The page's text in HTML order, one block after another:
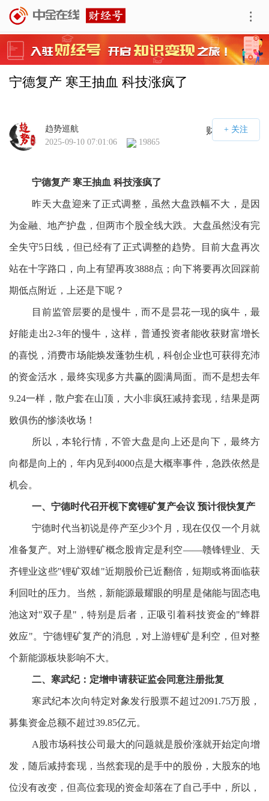
宁德复产 寒王抽血 科技涨疯了
财经号APP
趋势巡航
2025-09-10 07:01:06
19865
宁德复产 寒王抽血 科技涨疯了
昨天大盘迎来了正式调整，虽然大盘跌幅不大，是因
为金融、地产护盘，但两市个股全线大跌。大盘虽然没有完
全失守5日线，但已经有了正式调整的趋势。目前大盘再次
站在十字路口，向上有望再攻3888点；向下将要再次回踩前
期低点附近，上还是下呢？
目前监管层要的是慢牛，而不是昙花一现的疯牛，最
好能走出2-3年的慢牛，这样，普通投资者能收获财富增长
的喜悦，消费市场能焕发蓬勃生机，科创企业也可获得充沛
的资金活水，最终实现多方共赢的圆满局面。而不是想去年
9.24一样，散户套在山顶，大小非疯狂减持套现，结果是两
败俱伤的惨淡收场！
所以，本轮行情，不管大盘是向上还是向下，最终方
向都是向上的，年内见到4000点是大概率事件，急跌依然是
机会。
一、宁德时代召开枧下窝锂矿复产会议 预计很快复产
宁德时代当初说是停产至少3个月，现在仅仅一个月就
准备复产。对上游锂矿概念股肯定是利空——赣锋锂业、天
齐锂业这些"锂矿双雄"近期股价已近翻倍，短期或将面临获
利回吐的压力。当然，新能源最耀眼的明星是储能与固态电
池这对"双子星"，特别是后者，正吸引着科技资金的"蜂群
效应"。宁德锂矿复产的消息，对上游锂矿是利空，但对整
个新能源板块影响不大。
二、寒武纪：定增申请获证监会同意注册批复
寒武纪本次向特定对象发行股票不超过2091.75万股，
募集资金总额不超过39.85亿元。
A股市场科技公司最大的问题就是股价涨就开始定向增
发，随后减持套现，当然套现的是手中的股份，大股东的地
位没有改变，但高位套现的资金却落在了自己手中，所以，